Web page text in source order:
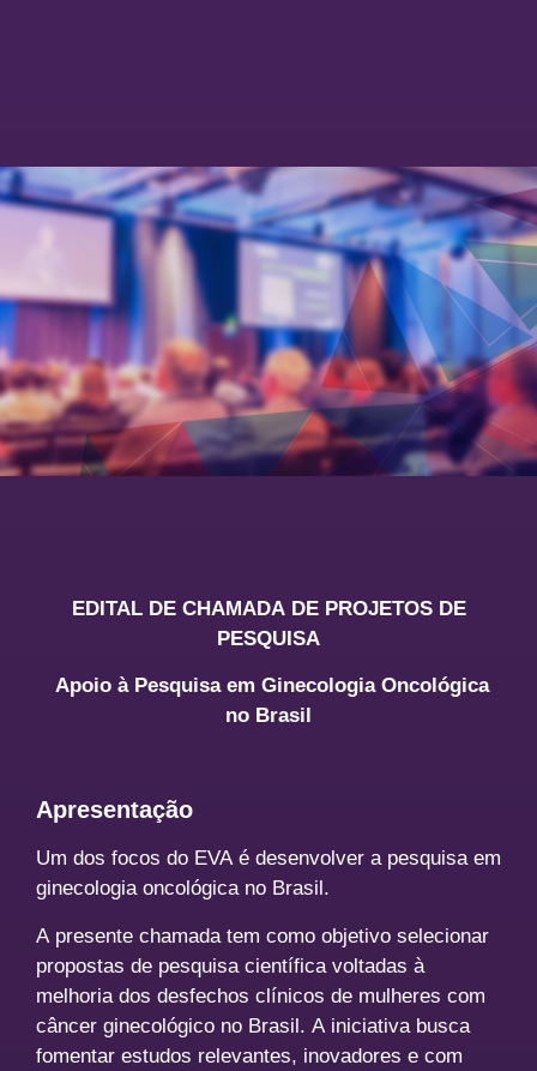
EDITAL DE CHAMADA DE PROJETOS DE
PESQUISA
Apoio à Pesquisa em Ginecologia Oncológica
no Brasil
Apresentação
Um dos focos do EVA é desenvolver a pesquisa em
ginecologia oncológica no Brasil.
A presente chamada tem como objetivo selecionar
propostas de pesquisa científica voltadas à
melhoria dos desfechos clínicos de mulheres com
câncer ginecológico no Brasil. A iniciativa busca
fomentar estudos relevantes, inovadores e com